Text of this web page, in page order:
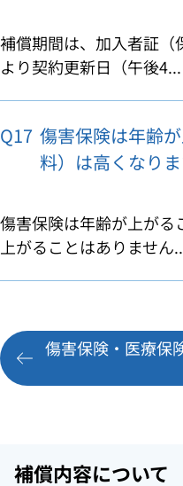
補償期間は、加入者証（
より契約更新日（午後4...
Q17 傷害保険は年齢
料）は高くなり
傷害保険は年齢が上がる
上がることはありません
傷害保険・医療保
補償内容について